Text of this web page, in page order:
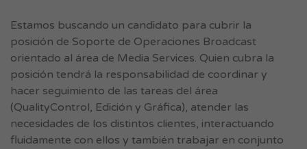
Estamos buscando un candidato para cubrir la
posición de Soporte de Operaciones Broadcast
orientado al área de Media Services. Quien cubra la
posición tendrá la responsabilidad de coordinar y
hacer seguimiento de las tareas del área
(QualityControl, Edición y Gráfica), atender las
necesidades de los distintos clientes, interactuando
fluidamente con ellos y también trabajar en conjunto